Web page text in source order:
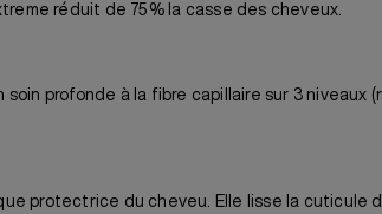
réduit de 75% la casse des cheveux.
profonde à la fibre capillaire sur 3 niveaux
protectrice du cheveu. Elle lisse la cuticule